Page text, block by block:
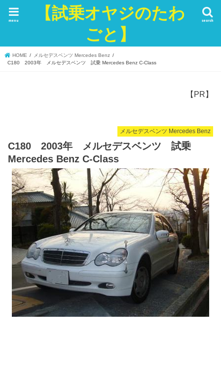
【試乗オヤジのたわ
ごと】
search
menu
HOME
メルセデスベンツ Mercedes Benz
C180 2003年 メルセデスベンツ 試乗 Mercedes Benz C-Class
【PR】
メルセデスベンツ Mercedes Benz
C180 2003年 メルセデスベンツ 試乗
Mercedes Benz C-Class